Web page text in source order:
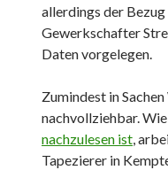
allerdings der
Gewerkschafter
Daten vorgelegen.
Zumindest in
nachvollziehbar.
nachzulesen ist,
Tapezierer in